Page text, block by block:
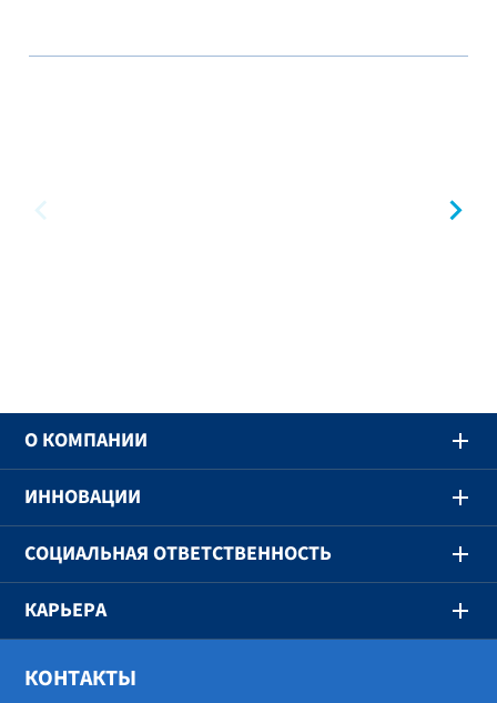
предыдущий
O КОМПАНИИ
ИННОВАЦИИ
СОЦИАЛЬНАЯ ОТВЕТСТВЕННОСТЬ
КАРЬЕРА
КОНТАКТЫ